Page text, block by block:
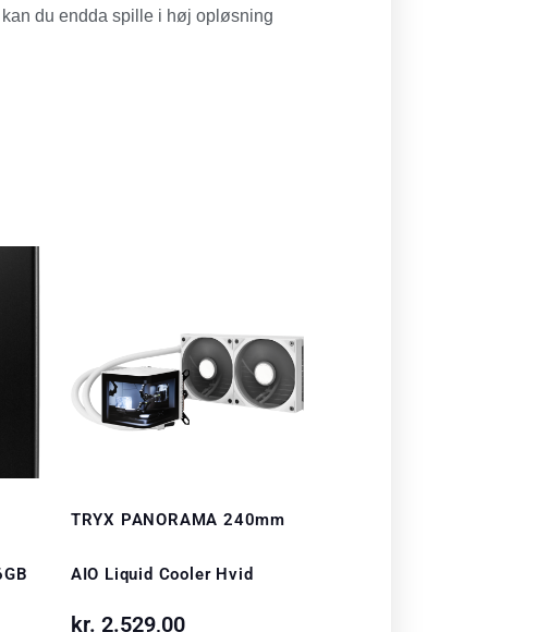
du endda spille i høj opløsning
TRYX PANORAMA 240mm
AIO Liquid Cooler Hvid
kr. 2.529,00